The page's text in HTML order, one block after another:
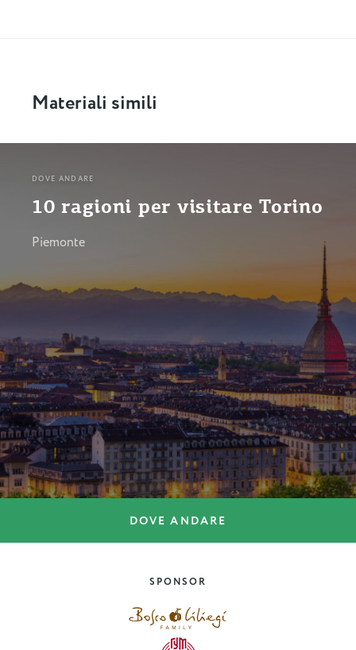
Materiali simili
DOVE ANDARE
10 ragioni per visitare Torino
Piemonte
DOVE ANDARE
SPONSOR